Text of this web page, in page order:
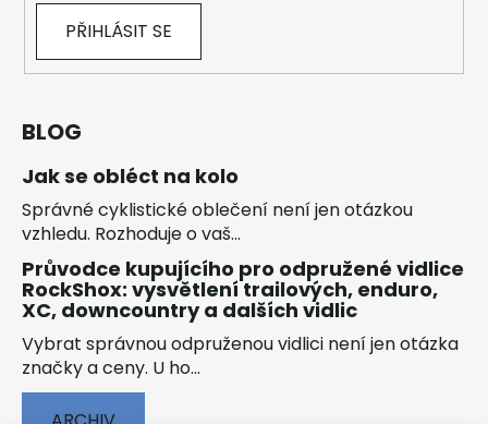
PŘIHLÁSIT SE
BLOG
Jak se obléct na kolo
Správné cyklistické oblečení není jen otázkou
vzhledu. Rozhoduje o vaš...
Průvodce kupujícího pro odpružené vidlice
RockShox: vysvětlení trailových, enduro,
XC, downcountry a dalších vidlic
Vybrat správnou odpruženou vidlici není jen otázka
značky a ceny. U ho...